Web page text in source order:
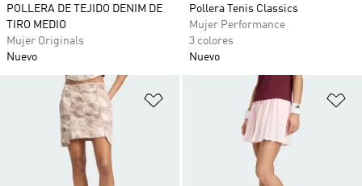
POLLERA DE TEJIDO DENIM DE
TIRO MEDIO
Mujer Originals
Nuevo
Pollera Tenis Classics
Mujer Performance
3 colores
Nuevo
Añadir a la lista de deseos